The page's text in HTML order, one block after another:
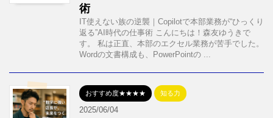
術
IT使えない族の逆襲｜Copilotで本部業務が“ひっくり
返る”AI時代の仕事術 こんにちは！森友ゆうきで
す。 私は正直、本部のエクセル業務が苦手でした。
Wordの文書構成も、PowerPointの ...
おすすめ度★★★★ 知る力
2025/06/04